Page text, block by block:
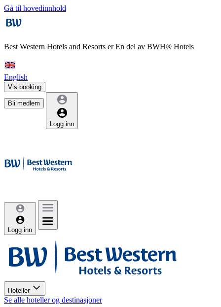
Gå til hovedinnhold
Best Western Hotels and Resorts erEn del av BWH® Hotels
English
Vis booking
Bli medlem
Logg inn
Logg inn
Hoteller
Se alle hoteller og destinasjoner